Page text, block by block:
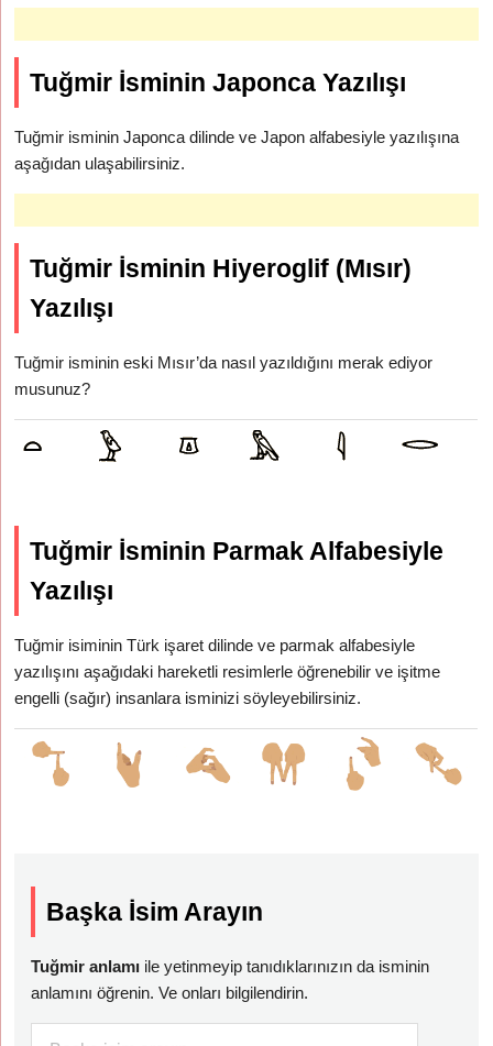
Tuğmir İsminin Japonca Yazılışı
Tuğmir isminin Japonca dilinde ve Japon alfabesiyle yazılışına
aşağıdan ulaşabilirsiniz.
Tuğmir İsminin Hiyeroglif (Mısır)
Yazılışı
Tuğmir isminin eski Mısır’da nasıl yazıldığını merak ediyor
musunuz?
Tuğmir İsminin Parmak Alfabesiyle
Yazılışı
Tuğmir isiminin Türk işaret dilinde ve parmak alfabesiyle
yazılışını aşağıdaki hareketli resimlerle öğrenebilir ve işitme
engelli (sağır) insanlara isminizi söyleyebilirsiniz.
Başka İsim Arayın
Tuğmir anlamı ile yetinmeyip tanıdıklarınızın da isminin
anlamını öğrenin. Ve onları bilgilendirin.